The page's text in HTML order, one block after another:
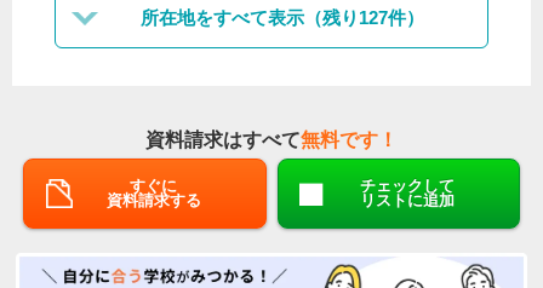
所在地をすべて表示（残り127件）
資料請求はすべて無料です！
すぐに
資料請求する
チェックして
リストに追加